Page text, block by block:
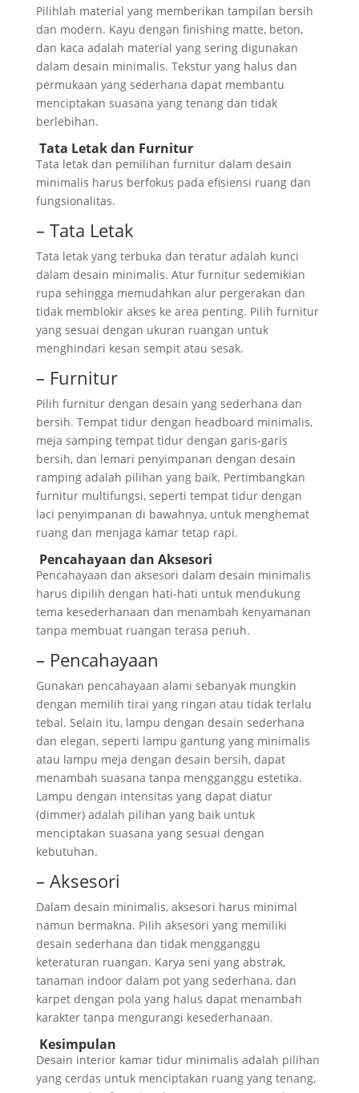
Pilihlah material yang memberikan tampilan bersih
dan modern. Kayu dengan finishing matte, beton,
dan kaca adalah material yang sering digunakan
dalam desain minimalis. Tekstur yang halus dan
permukaan yang sederhana dapat membantu
menciptakan suasana yang tenang dan tidak
berlebihan.
Tata Letak dan Furnitur
Tata letak dan pemilihan furnitur dalam desain
minimalis harus berfokus pada efisiensi ruang dan
fungsionalitas.
– Tata Letak
Tata letak yang terbuka dan teratur adalah kunci
dalam desain minimalis. Atur furnitur sedemikian
rupa sehingga memudahkan alur pergerakan dan
tidak memblokir akses ke area penting. Pilih furnitur
yang sesuai dengan ukuran ruangan untuk
menghindari kesan sempit atau sesak.
– Furnitur
Pilih furnitur dengan desain yang sederhana dan
bersih. Tempat tidur dengan headboard minimalis,
meja samping tempat tidur dengan garis-garis
bersih, dan lemari penyimpanan dengan desain
ramping adalah pilihan yang baik. Pertimbangkan
furnitur multifungsi, seperti tempat tidur dengan
laci penyimpanan di bawahnya, untuk menghemat
ruang dan menjaga kamar tetap rapi.
Pencahayaan dan Aksesori
Pencahayaan dan aksesori dalam desain minimalis
harus dipilih dengan hati-hati untuk mendukung
tema kesederhanaan dan menambah kenyamanan
tanpa membuat ruangan terasa penuh.
– Pencahayaan
Gunakan pencahayaan alami sebanyak mungkin
dengan memilih tirai yang ringan atau tidak terlalu
tebal. Selain itu, lampu dengan desain sederhana
dan elegan, seperti lampu gantung yang minimalis
atau lampu meja dengan desain bersih, dapat
menambah suasana tanpa mengganggu estetika.
Lampu dengan intensitas yang dapat diatur
(dimmer) adalah pilihan yang baik untuk
menciptakan suasana yang sesuai dengan
kebutuhan.
– Aksesori
Dalam desain minimalis, aksesori harus minimal
namun bermakna. Pilih aksesori yang memiliki
desain sederhana dan tidak mengganggu
keteraturan ruangan. Karya seni yang abstrak,
tanaman indoor dalam pot yang sederhana, dan
karpet dengan pola yang halus dapat menambah
karakter tanpa mengurangi kesederhanaan.
Kesimpulan
Desain interior kamar tidur minimalis adalah pilihan
yang cerdas untuk menciptakan ruang yang tenang,